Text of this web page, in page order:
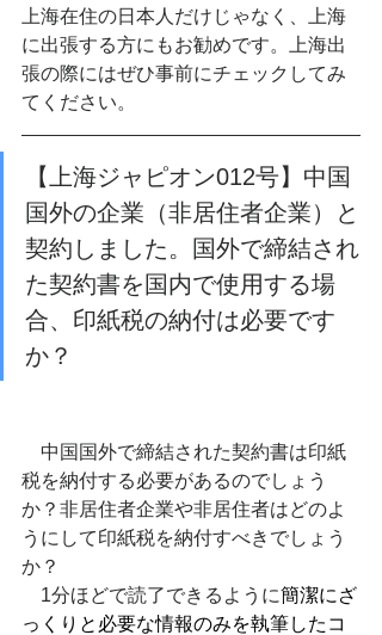
上海在住の日本人だけじゃなく、上海
に出張する方にもお勧めです。上海出
張の際にはぜひ事前にチェックしてみ
てください。
【上海ジャピオン012号】中国
国外の企業（非居住者企業）と
契約しました。国外で締結され
た契約書を国内で使用する場
合、印紙税の納付は必要です
か？
中国国外で締結された契約書は印紙
税を納付する必要があるのでしょう
か？ 非居住者企業や非居住者はどのよ
うにして印紙税を納付すべきでしょう
か？
1分ほどで読了できるように簡潔にざ
っくりと必要な情報のみを執筆したコ